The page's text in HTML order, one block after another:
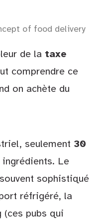
of food delivery
de la taxe
comprendre ce
on achète du
seulement 30
Le
sophistiqué
réfrigéré, la
pubs qui